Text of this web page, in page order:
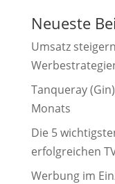
Neueste
Umsatz
Tanqueray
Monats
Die 5
erfolgreichen
Werbung im